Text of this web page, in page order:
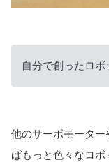
自分で創ったロボ
他のサーボモータ
ばもっと色々なロボ